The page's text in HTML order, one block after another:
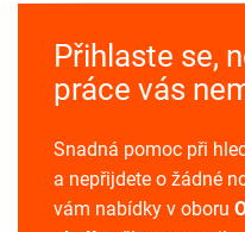
Přihlaste se,
práce vás
Snadná pomoc při
a nepřijdete o žádné
vám nabídky v oboru